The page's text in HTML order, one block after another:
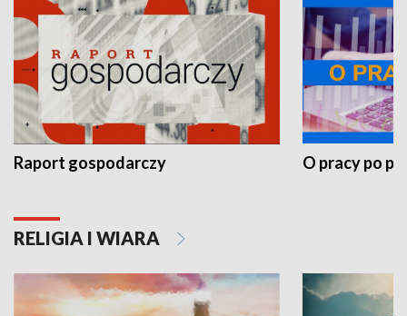
Raport gospodarczy O pracy po
RELIGIA I WIARA